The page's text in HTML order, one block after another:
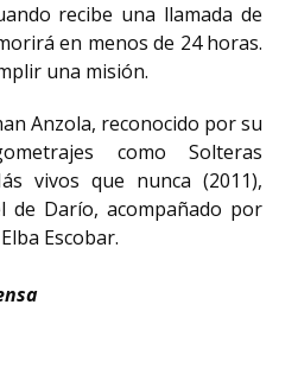
recibe una llamada de
en menos de 24 horas.
una misión.
Anzola, reconocido por su
como Solteras
vivos que nunca (2011),
de Darío, acompañado por
Escobar.